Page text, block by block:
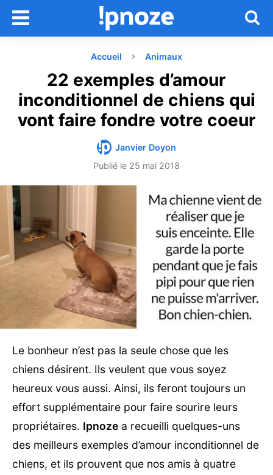
Accueil Animaux
22 exemples d’amour
inconditionnel de chiens qui
vont faire fondre votre coeur
Janvier Doyon
Publié le 25 mai 2018
Le bonheur n’est pas la seule chose que les
chiens désirent. Ils veulent que vous soyez
heureux vous aussi. Ainsi, ils feront toujours un
effort supplémentaire pour faire sourire leurs
propriétaires. Ipnoze a recueilli quelques-uns
des meilleurs exemples d’amour inconditionnel de
chiens, et ils prouvent que nos amis à quatre